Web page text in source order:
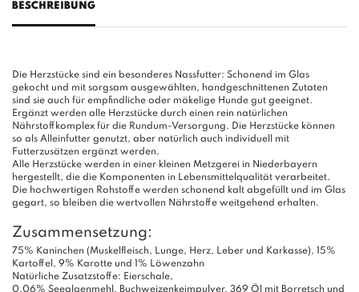
BESCHREIBUNG
Die Herzstücke sind ein besonderes Nassfutter: Schonend im Glas
gekocht und mit sorgsam ausgewählten, handgeschnittenen Zutaten
sind sie auch für empfindliche oder mäkelige Hunde gut geeignet.
Ergänzt werden alle Herzstücke durch einen rein natürlichen
Nährstoffkomplex für die Rundum-Versorgung. Die Herzstücke können
so als Alleinfutter genutzt, aber natürlich auch individuell mit
Futterzusätzen ergänzt werden.
Alle Herzstücke werden in einer kleinen Metzgerei in Niederbayern
hergestellt, die die Komponenten in Lebensmittelqualität verarbeitet.
Die hochwertigen Rohstoffe werden schonend kalt abgefüllt und im Glas
gegart, so bleiben die wertvollen Nährstoffe weitgehend erhalten.
Zusammensetzung:
75% Kaninchen (Muskelfleisch, Lunge, Herz, Leber und Karkasse), 15%
Kartoffel, 9% Karotte und 1% Löwenzahn
Natürliche Zusatzstoffe: Eierschale,
0,06% Seealgenmehl, Buchweizenkeimpulver, 369 Öl mit Borretsch und